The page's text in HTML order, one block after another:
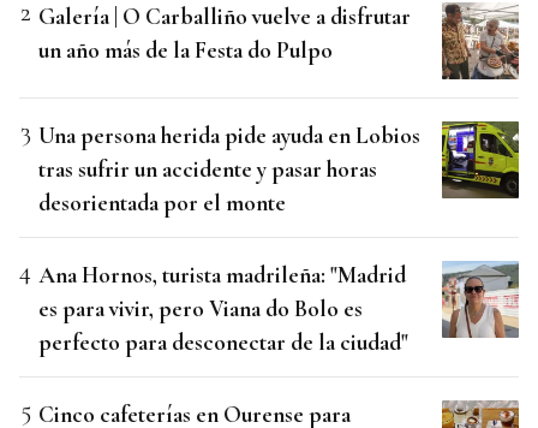
Galería | O Carballiño vuelve a disfrutar
un año más de la Festa do Pulpo
Una persona herida pide ayuda en Lobios
tras sufrir un accidente y pasar horas
desorientada por el monte
Ana Hornos, turista madrileña: "Madrid
es para vivir, pero Viana do Bolo es
perfecto para desconectar de la ciudad"
Cinco cafeterías en Ourense para